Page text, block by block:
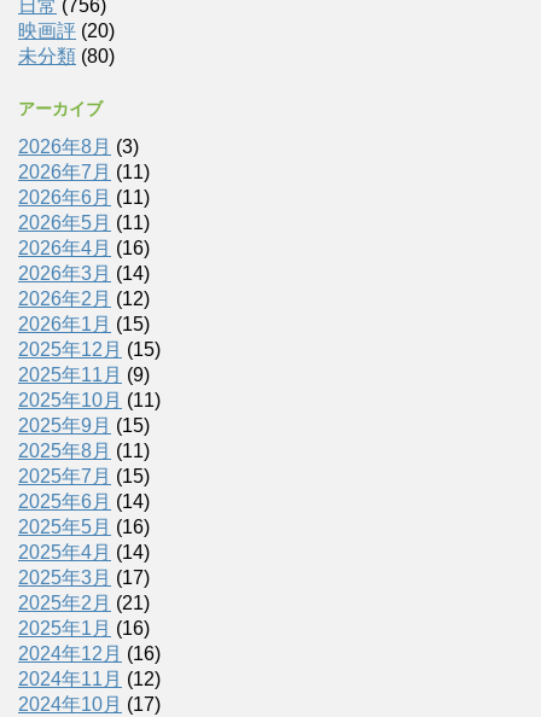
日常 (756)
映画評 (20)
未分類 (80)
アーカイブ
2026年8月 (3)
2026年7月 (11)
2026年6月 (11)
2026年5月 (11)
2026年4月 (16)
2026年3月 (14)
2026年2月 (12)
2026年1月 (15)
2025年12月 (15)
2025年11月 (9)
2025年10月 (11)
2025年9月 (15)
2025年8月 (11)
2025年7月 (15)
2025年6月 (14)
2025年5月 (16)
2025年4月 (14)
2025年3月 (17)
2025年2月 (21)
2025年1月 (16)
2024年12月 (16)
2024年11月 (12)
2024年10月 (17)